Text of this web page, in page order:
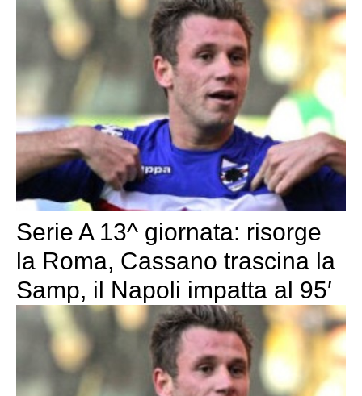
Serie A 13^ giornata: risorge
la Roma, Cassano trascina la
Samp, il Napoli impatta al 95′